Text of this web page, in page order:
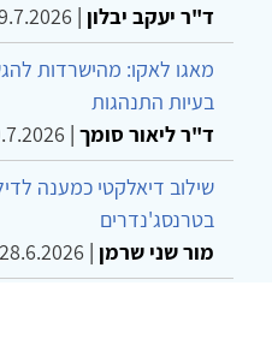
ד"ר יעקב יבלון |
מאגו לאקו: מהישרדות
בעיות התנהגות
ד"ר ליאור סומך |
שילוב דיאלקטי כמענה
בטרנסג'נדרים
מור שני שרמן |
28.6.2026